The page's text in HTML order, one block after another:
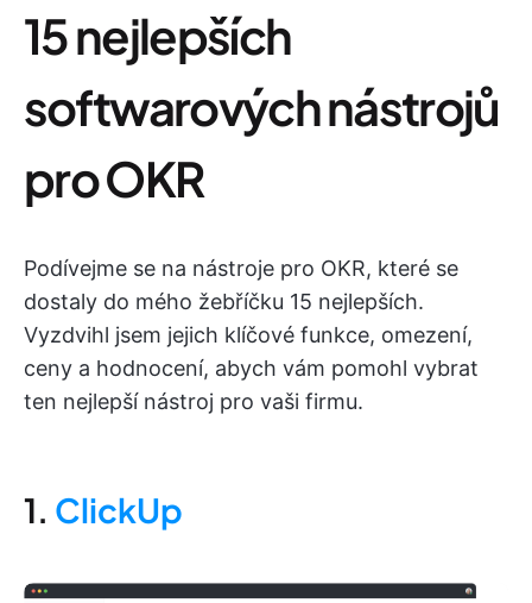
15 nejlepších
softwarových nástrojů
pro OKR
Podívejme se na nástroje pro OKR, které se
dostaly do mého žebříčku 15 nejlepších.
Vyzdvihl jsem jejich klíčové funkce, omezení,
ceny a hodnocení, abych vám pomohl vybrat
ten nejlepší nástroj pro vaši firmu.
1. ClickUp